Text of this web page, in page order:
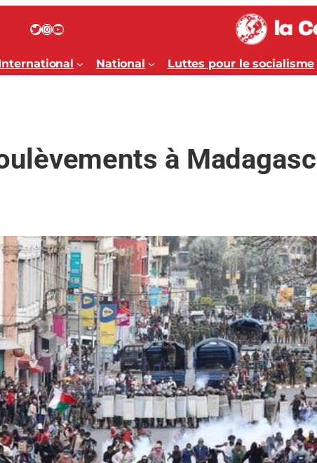
Twitter InstagramYouTube
National Luttes pour le socialisme
à